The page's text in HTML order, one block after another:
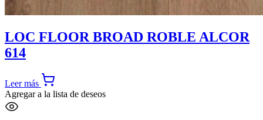
LOC FLOOR BROAD ROBLE ALCOR
614
Leer más
Agregar a la lista de deseos